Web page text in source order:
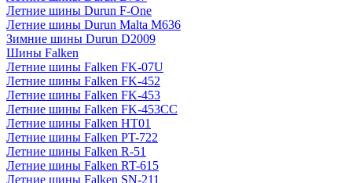
Летние шины Durun F-One
Летние шины Durun Malta M636
Зимние шины Durun D2009
Шины Falken
Летние шины Falken FK-07U
Летние шины Falken FK-452
Летние шины Falken FK-453
Летние шины Falken FK-453CC
Летние шины Falken HT01
Летние шины Falken PT-722
Летние шины Falken R-51
Летние шины Falken RT-615
Летние шины Falken SN-211